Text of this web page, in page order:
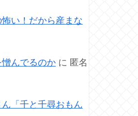
い！だから産まな
んでるのか に 匿名
ん「千と千尋おもん